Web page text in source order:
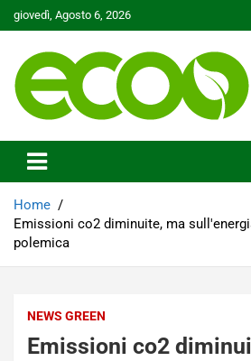
Skip
to
giovedì, Agosto 6, 2026
Ecoo.it
Home
Emissioni co2 diminuite, ma
polemica
NEWS GREEN
Emissioni co2